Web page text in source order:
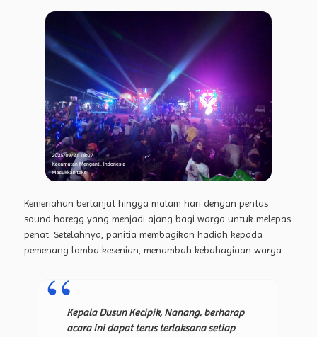
Kemeriahan berlanjut hingga malam hari dengan pentas
sound horegg yang menjadi ajang bagi warga untuk melepas
penat. Setelahnya, panitia membagikan hadiah kepada
pemenang lomba kesenian, menambah kebahagiaan warga.
Kepala Dusun Kecipik, Nanang, berharap
acara ini dapat terus terlaksana setiap